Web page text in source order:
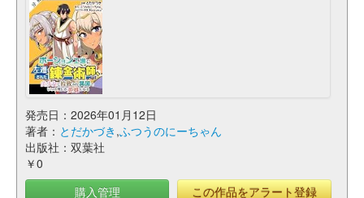
発売日：2026年01月12日
著者： とだかづき ,ふつうのにーちゃん
出版社：双葉社
￥0
購入管理
この作品をアラート登録